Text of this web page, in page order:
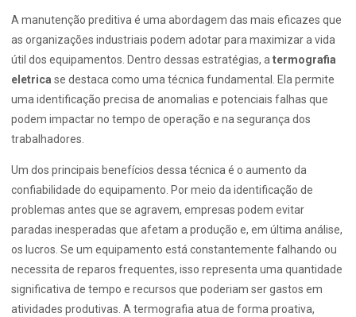
A manutenção preditiva é uma abordagem das mais eficazes que
as organizações industriais podem adotar para maximizar a vida
útil dos equipamentos. Dentro dessas estratégias, a termografia
eletrica se destaca como uma técnica fundamental. Ela permite
uma identificação precisa de anomalias e potenciais falhas que
podem impactar no tempo de operação e na segurança dos
trabalhadores.
Um dos principais benefícios dessa técnica é o aumento da
confiabilidade do equipamento. Por meio da identificação de
problemas antes que se agravem, empresas podem evitar
paradas inesperadas que afetam a produção e, em última análise,
os lucros. Se um equipamento está constantemente falhando ou
necessita de reparos frequentes, isso representa uma quantidade
significativa de tempo e recursos que poderiam ser gastos em
atividades produtivas. A termografia atua de forma proativa,